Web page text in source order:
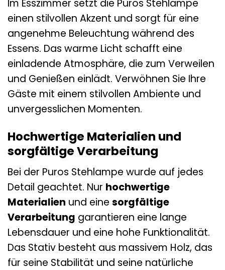
Im Esszimmer setzt die Puros Stehlampe
einen stilvollen Akzent und sorgt für eine
angenehme Beleuchtung während des
Essens. Das warme Licht schafft eine
einladende Atmosphäre, die zum Verweilen
und Genießen einlädt. Verwöhnen Sie Ihre
Gäste mit einem stilvollen Ambiente und
unvergesslichen Momenten.
Hochwertige Materialien und
sorgfältige Verarbeitung
Bei der Puros Stehlampe wurde auf jedes
Detail geachtet. Nur hochwertige
Materialien und eine sorgfältige
Verarbeitung garantieren eine lange
Lebensdauer und eine hohe Funktionalität.
Das Stativ besteht aus massivem Holz, das
für seine Stabilität und seine natürliche